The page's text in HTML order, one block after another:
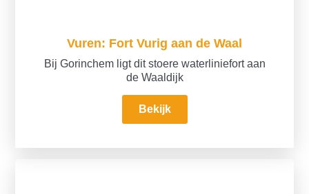
Vuren: Fort Vurig aan de Waal
Bij Gorinchem ligt dit stoere waterliniefort aan
de Waaldijk
Bekijk